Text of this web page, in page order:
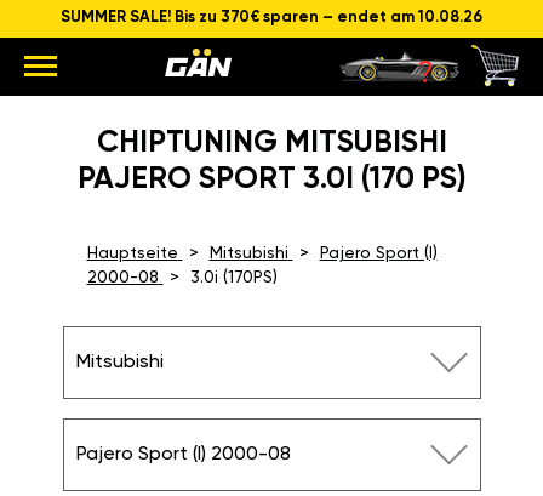
SUMMER SALE! Bis zu 370€ sparen – endet am 10.08.26
CHIPTUNING MITSUBISHI
PAJERO SPORT 3.0I (170 PS)
Hauptseite Mitsubishi
Pajero Sport (I)
2000-08
3.0i (170PS)
Mitsubishi
Pajero Sport (I) 2000-08